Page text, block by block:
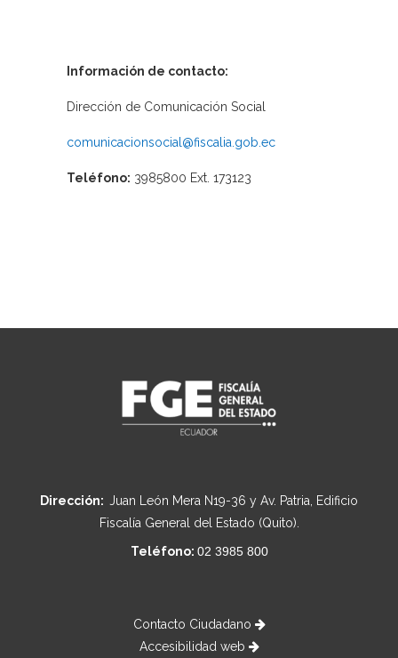
Información de contacto:
Dirección de Comunicación Social
comunicacionsocial@fiscalia.gob.ec
Teléfono: 3985800 Ext. 173123
Dirección: Juan León Mera N19-36 y Av. Patria, Edificio
Fiscalía General del Estado (Quito).
Teléfono: 02 3985 800
Contacto Ciudadano
Accesibilidad web